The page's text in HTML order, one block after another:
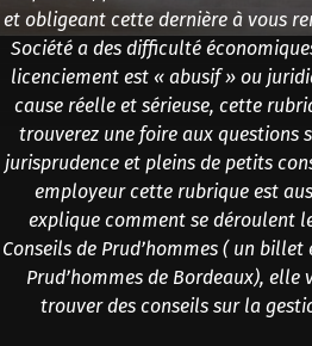
et obligeant cette dernière à vous
Société a des difficulté
licenciement est « abusif » ou
cause réelle et sérieuse, cette
trouverez une foire aux questions
jurisprudence et pleins de petits
employeur cette rubrique est
explique comment se déroulent
Conseils de Prud’hommes ( un
Prud’hommes de Bordeaux),
trouver des conseils sur la